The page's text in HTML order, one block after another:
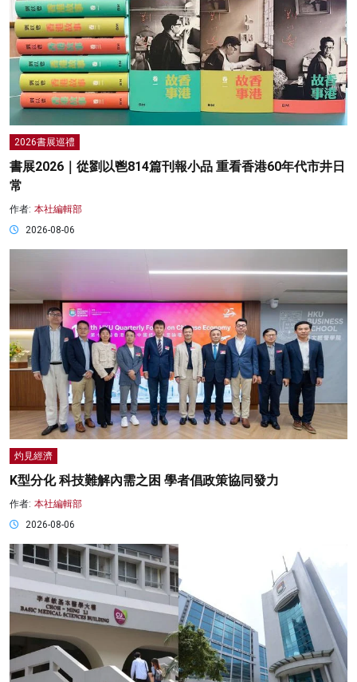
2026書展巡禮
書展2026｜從劉以鬯814篇刊報小品 重看香港60年代市井日
常
作者: 本社編輯部
2026-08-06
灼見經濟
K型分化 科技難解內需之困 學者倡政策協同發力
作者: 本社編輯部
2026-08-06